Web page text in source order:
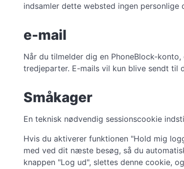
indsamler dette websted ingen
e-mail
Når du tilmelder dig en PhoneBlock-
tredjeparter. E-mails vil kun blive sendt til
Småkager
En teknisk nødvendig sessionscookie
Hvis du aktiverer funktionen "Hold mig
med ved dit næste besøg, så du
knappen "Log ud", slettes denne cookie,